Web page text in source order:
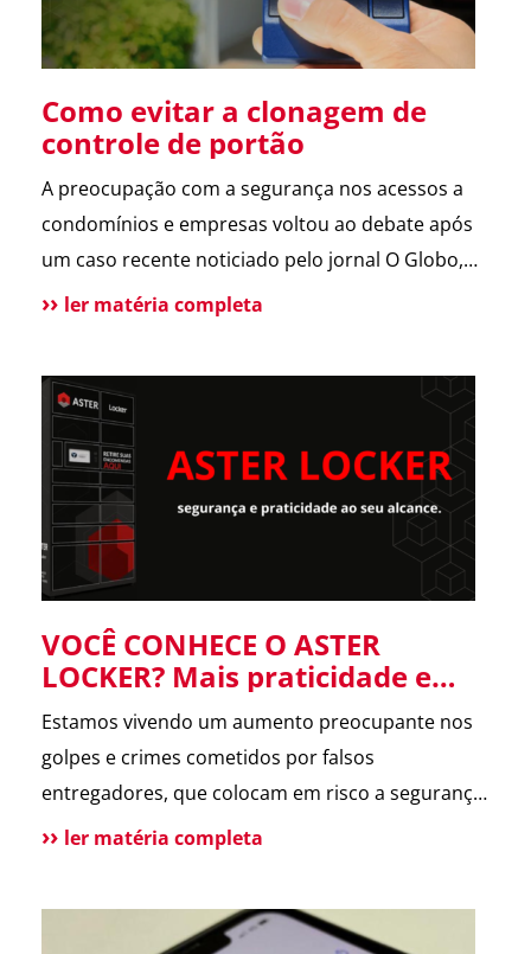
Como evitar a clonagem de
controle de portão
A preocupação com a segurança nos acessos a
condomínios e empresas voltou ao debate após
um caso recente noticiado pelo jornal O Globo,
envolvendo a possível clonagem de controle de
e contou com a participação da ASTER, que
forneceu informações […]
ler matéria completa
VOCÊ CONHECE O ASTER
LOCKER? Mais praticidade e
segurança para suas entregas
no condomínio.
Estamos vivendo um aumento preocupante nos
golpes e crimes cometidos por falsos
entregadores, que colocam em risco a segurança
dos moradores e a rotina dos condomínios.
encomendas, eliminando o contato direto entre
ler matéria completa